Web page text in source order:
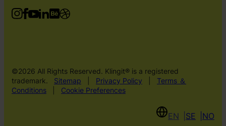
©2026 All Rights Reserved. Klingit® is a registered
trademark.
Sitemap Privacy Policy
Terms ＆
Conditions
Cookie Preferences
EN SE NO